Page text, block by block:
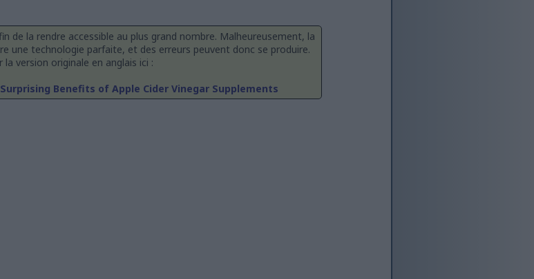
de la rendre accessible au plus grand nombre. Malheureusement, la
une technologie parfaite, et des erreurs peuvent donc se produire.
version originale en anglais ici :
Benefits of Apple Cider Vinegar Supplements